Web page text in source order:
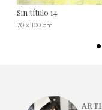
Sin título 14
70 x 100 cm